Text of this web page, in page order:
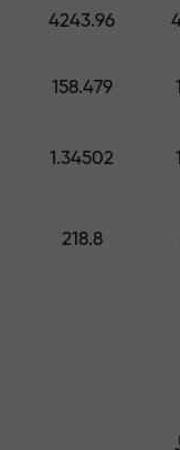
ตัว
มเ
งคุณ
4243.96
158.479
1.34502
218.8